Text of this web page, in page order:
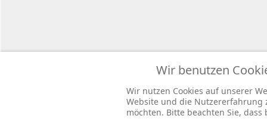
Wir benutzen
Wir nutzen Cookies auf unserer
Website und die Nutzererfahrung
möchten. Bitte beachten Sie,